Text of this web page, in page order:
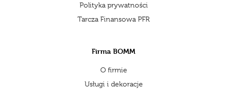
Polityka prywatności
Tarcza Finansowa PFR
Firma BOMM
O firmie
Usługi i dekoracje